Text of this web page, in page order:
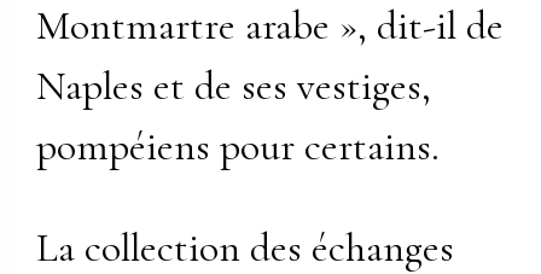
Montmartre arabe », dit-il de
Naples et de ses vestiges,
pompéiens pour certains.
La collection des échanges